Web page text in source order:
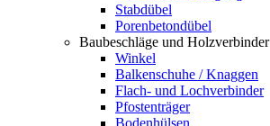
Stabdübel
Porenbetondübel
Baubeschläge und Holzverbinder
Winkel
Balkenschuhe / Knaggen
Flach- und Lochverbinder
Pfostenträger